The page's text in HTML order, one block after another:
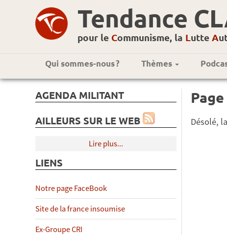
Tendance
pour le Communisme, la Lutte A
Qui sommes-nous ? Thèmes
AGENDA MILITANT
AILLEURS SUR LE WEB
Lire plus...
LIENS
Notre page FaceBook
Site de la france insoumise
Ex-Groupe CRI
Désolé,